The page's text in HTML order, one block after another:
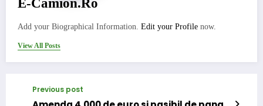
E-Camion.ro
Add your Biographical Information. Edit your Profile now.
View All Posts
Previous post